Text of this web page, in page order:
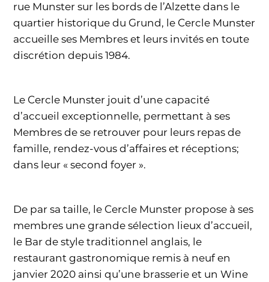
rue Munster sur les bords de l’Alzette dans le
quartier historique du Grund, le Cercle Munster
accueille ses Membres et leurs invités en toute
discrétion depuis 1984.
Le Cercle Munster jouit d’une capacité
d’accueil exceptionnelle, permettant à ses
Membres de se retrouver pour leurs repas de
famille, rendez-vous d’affaires et réceptions;
dans leur « second foyer ».
De par sa taille, le Cercle Munster propose à ses
membres une grande sélection lieux d’accueil,
le Bar de style traditionnel anglais, le
restaurant gastronomique remis à neuf en
janvier 2020 ainsi qu’une brasserie et un Wine